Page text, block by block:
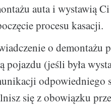
auta i wystawią
procesu kasacji.
o demontażu
pojazdu (jeśli była
odpowiedniego
się z obowiązku